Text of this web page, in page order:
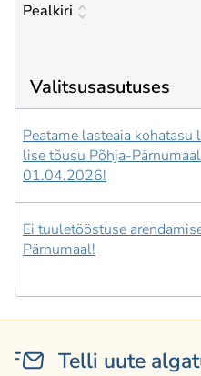
Pealkiri
Valitsusasutuses
Peatame lasteaia
lise tõusu Põhja-
01.04.2026!
Ei tuuletööstuse
Pärnumaal!
Telli uute